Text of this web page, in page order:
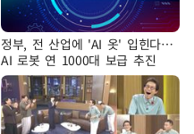
정부, 전 산업에 'AI 옷' 입힌다…
AI 로봇 연 1000대 보급 추진